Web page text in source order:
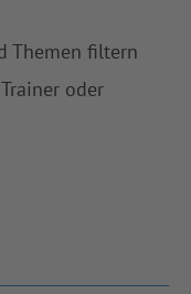
Themen filtern
oder